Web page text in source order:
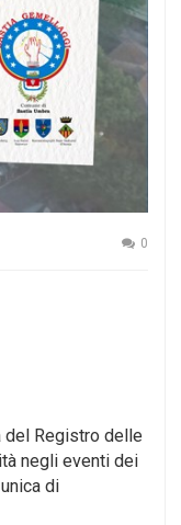
0
del Registro delle
negli eventi dei
di